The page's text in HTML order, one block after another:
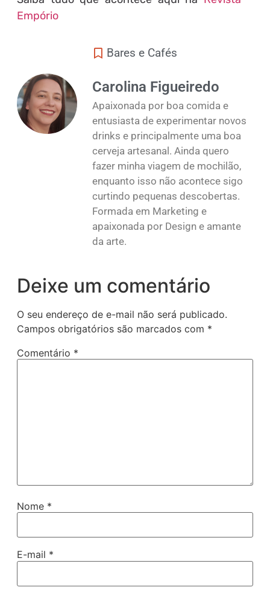
Empório
Bares e Cafés
Carolina Figueiredo
Apaixonada por boa comida e
entusiasta de experimentar novos
drinks e principalmente uma boa
cerveja artesanal. Ainda quero
fazer minha viagem de mochilão,
enquanto isso não acontece sigo
curtindo pequenas descobertas.
Formada em Marketing e
apaixonada por Design e amante
da arte.
Deixe um comentário
O seu endereço de e-mail não será publicado.
Campos obrigatórios são marcados com *
Comentário *
Nome *
E-mail *